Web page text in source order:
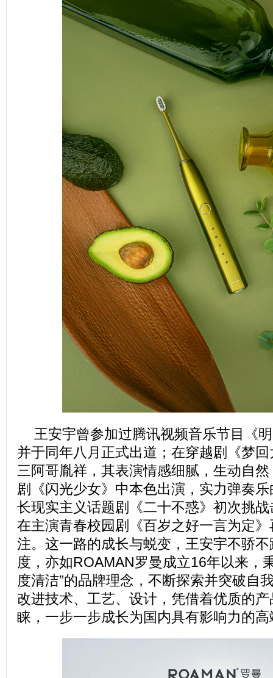
王安宇曾参加过腾讯视频音乐节目《
并于同年八月正式出道；在穿越剧《梦
三阿哥胤祥，其表演情感细腻，生动自
剧《闪光少女》中本色出演，实力弹奏
长现实主义话题剧《二十不惑》初次挑战
在主演青春校园剧《百岁之好一言为定
注。这一路的成长与蜕变，王安宇不骄
度，亦如ROAMAN罗曼成立16年以来，
度清洁”的品牌理念，不断探索并突破自
改进技术、工艺、设计，凭借着优质的
睐，一步一步成长为国内具有影响力的